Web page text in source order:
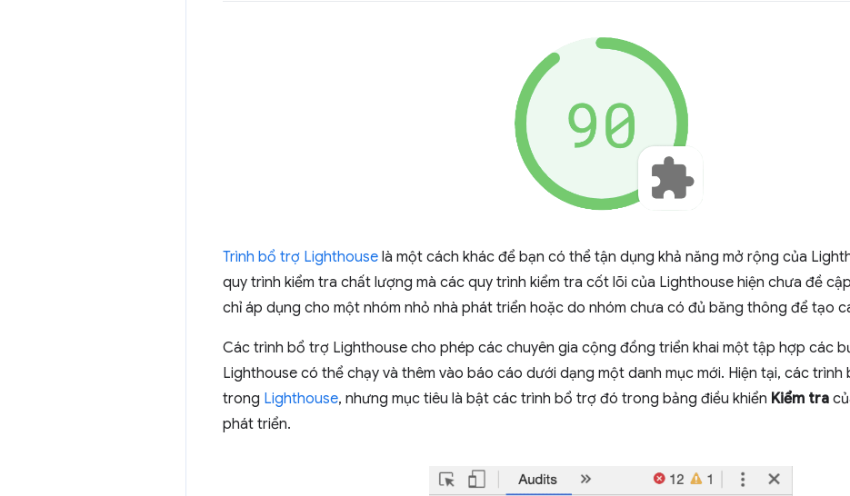
Trình bổ trợ Lighthouse là một cách khác để bạn có thể tận dụng khả năng mở rộng của
quy trình kiểm tra chất lượng mà các quy trình kiểm tra cốt lõi của Lighthouse hiện chưa đề
chỉ áp dụng cho một nhóm nhỏ nhà phát triển hoặc do nhóm chưa có đủ băng thông để tạo
Các trình bổ trợ Lighthouse cho phép các chuyên gia cộng đồng triển khai một tập hợp các
Lighthouse có thể chạy và thêm vào báo cáo dưới dạng một danh mục mới. Hiện tại, các
trong Lighthouse, nhưng mục tiêu là bật các trình bổ trợ đó trong bảng điều khiển Kiểm tra
phát triển.